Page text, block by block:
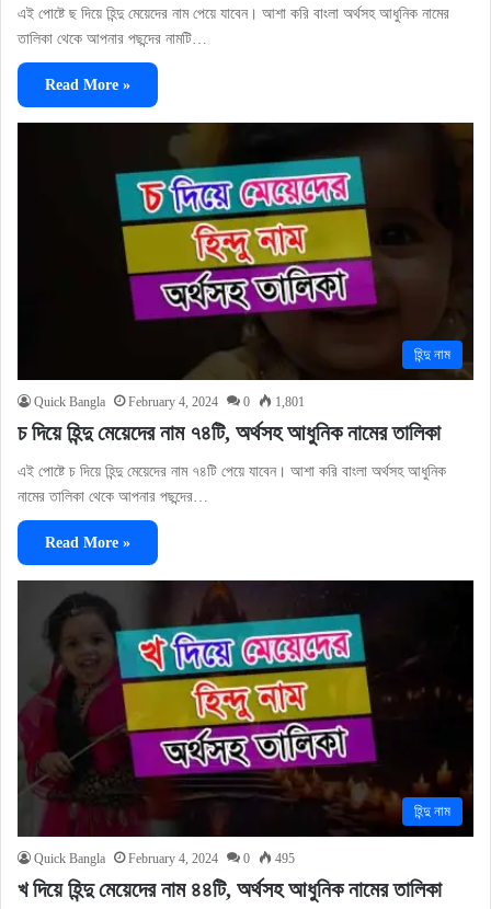
এই পোষ্টে ছ দিয়ে হিন্দু মেয়েদের নাম পেয়ে যাবেন। আশা করি বাংলা অর্থসহ আধুনিক নামের
তালিকা থেকে আপনার পছন্দের নামটি…
Read More »
হিন্দু নাম
Quick Bangla February 4, 2024 0 1,801
চ দিয়ে হিন্দু মেয়েদের নাম ৭৪টি, অর্থসহ আধুনিক নামের তালিকা
এই পোষ্টে চ দিয়ে হিন্দু মেয়েদের নাম ৭৪টি পেয়ে যাবেন। আশা করি বাংলা অর্থসহ আধুনিক
নামের তালিকা থেকে আপনার পছন্দের…
Read More »
হিন্দু নাম
Quick Bangla February 4, 2024 0 495
খ দিয়ে হিন্দু মেয়েদের নাম ৪৪টি, অর্থসহ আধুনিক নামের তালিকা